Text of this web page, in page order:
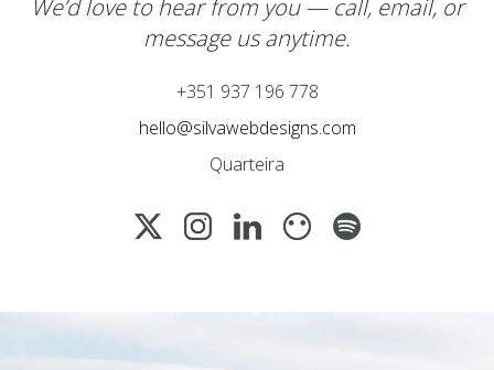
We’d love to hear from you — call, email, or
message us anytime.
+351 937 196 778
hello@silvawebdesigns.com
Quarteira